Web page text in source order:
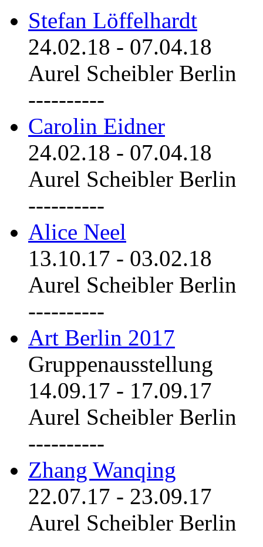
Stefan Löffelhardt
24.02.18 - 07.04.18
Aurel Scheibler Berlin
----------
Carolin Eidner
24.02.18 - 07.04.18
Aurel Scheibler Berlin
----------
Alice Neel
13.10.17 - 03.02.18
Aurel Scheibler Berlin
----------
Art Berlin 2017
Gruppenausstellung
14.09.17 - 17.09.17
Aurel Scheibler Berlin
----------
Zhang Wanqing
22.07.17 - 23.09.17
Aurel Scheibler Berlin